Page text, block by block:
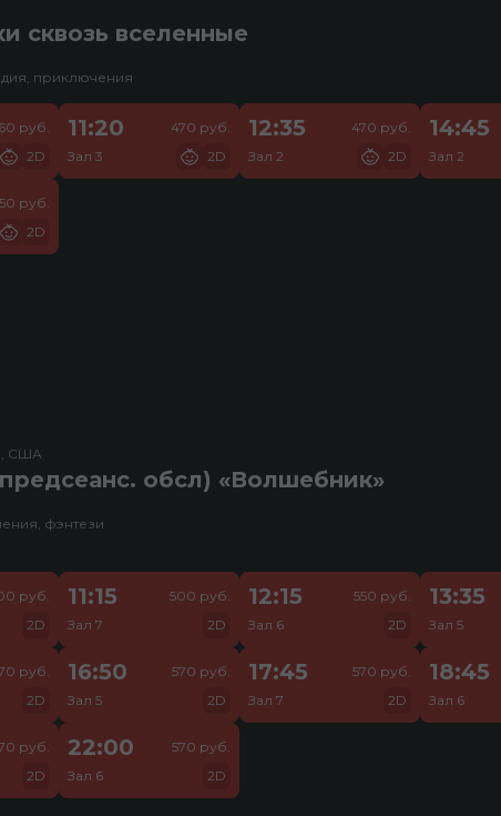
сквозь вселенные
приключения
руб.
2D
11:20
Зал 3
470 руб.
2D
12:35
Зал 2
470 руб.
2D
14:45
Зал 2
руб.
2D
США
обсл) «Волшебник»
фэнтези
руб.
2D
11:15
Зал 7
500 руб.
2D
12:15
Зал 6
550 руб.
2D
13:35
Зал 5
руб.
2D
16:50
Зал 5
570 руб.
2D
17:45
Зал 7
570 руб.
2D
18:45
Зал 6
руб.
2D
22:00
Зал 6
570 руб.
2D